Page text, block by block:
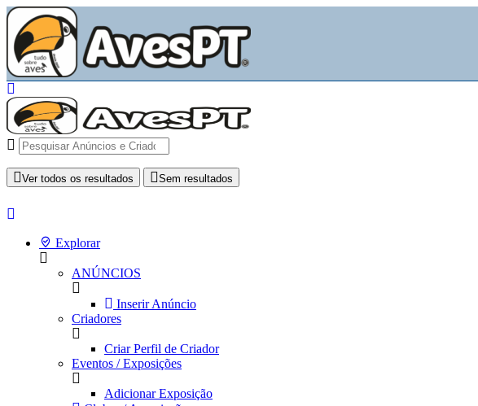
Ver todos os resultados Sem resultados
Explorar
ANÚNCIOS
Inserir Anúncio
Criadores
Criar Perfil de Criador
Eventos / Exposições
Adicionar Exposição